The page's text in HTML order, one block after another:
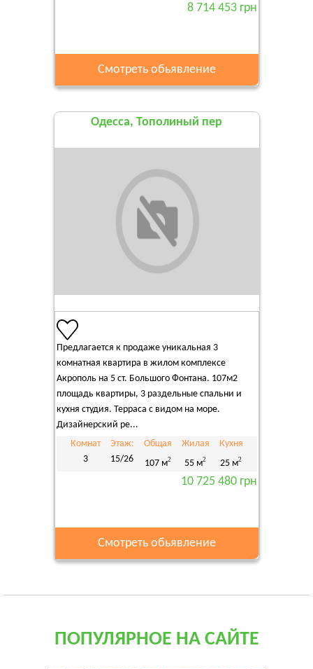
8 714 453 грн
Смотреть обьявление
Одесса, Тополиный пер
Предлагается к продаже уникальная 3
комнатная квартира в жилом комплексе
Акрополь на 5 ст. Большого Фонтана. 107м2
площадь квартиры, 3 раздельные спальни и
кухня студия. Терраса с видом на море.
Дизайнерский ре...
Комнат
3
Этаж:
15/26
Общая
107 м2
Жилая
55 м2
Кухня
25 м2
10 725 480 грн
Смотреть обьявление
ПОПУЛЯРНОЕ НА САЙТЕ